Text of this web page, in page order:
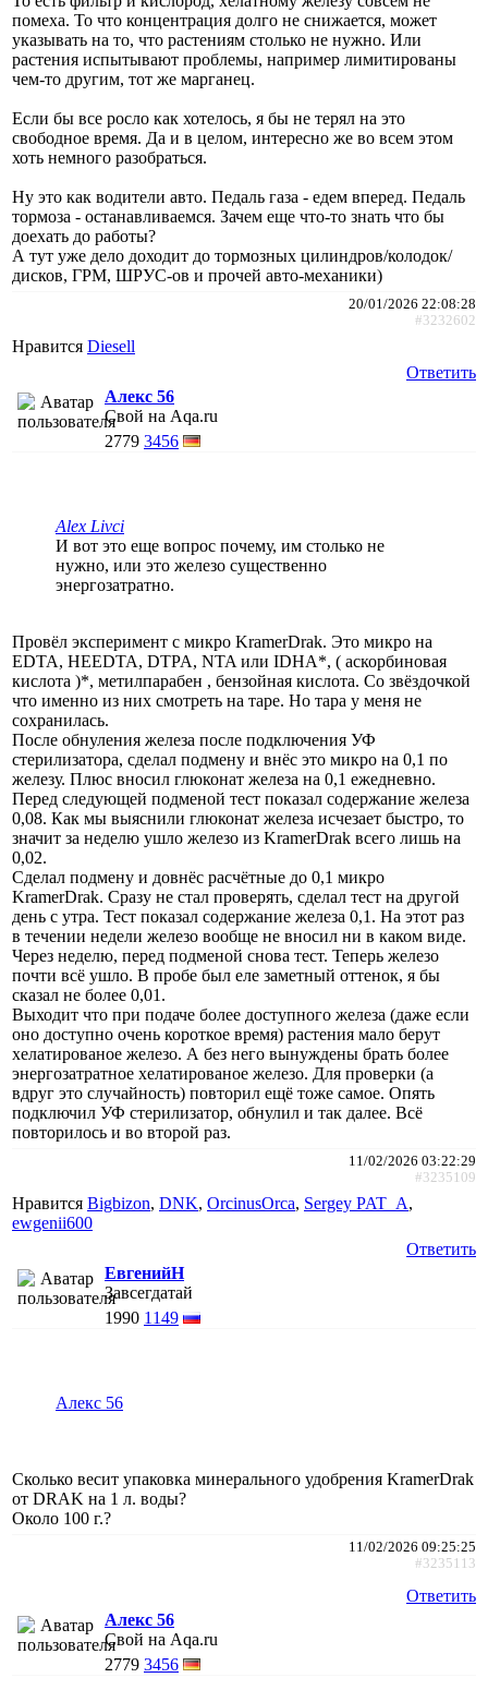
помеха. То что концентрация долго не снижается, может
указывать на то, что растениям столько не нужно. Или
растения испытывают проблемы, например лимитированы
чем-то другим, тот же марганец.
Если бы все росло как хотелось, я бы не терял на это
свободное время. Да и в целом, интересно же во всем этом
хоть немного разобраться.
Ну это как водители авто. Педаль газа - едем вперед. Педаль
тормоза - останавливаемся. Зачем еще что-то знать что бы
доехать до работы?
А тут уже дело доходит до тормозных цилиндров/колодок/
дисков, ГРМ, ШРУС-ов и прочей авто-механики)
20/01/2026 22:08:28
#3232602
Нравится Diesell
Ответить
Алекс 56
Свой на Aqa.ru
2779 3456
Alex Livci
И вот это еще вопрос почему, им столько не
нужно, или это железо существенно
энергозатратно.
Провёл эксперимент с микро KramerDrak. Это микро на
EDTA, HEEDTA, DTPA, NTA или IDHA*, ( аскорбиновая
кислота )*, метилпарабен , бензойная кислота. Со звёздочкой
что именно из них смотреть на таре. Но тара у меня не
сохранилась.
После обнуления железа после подключения УФ
стерилизатора, сделал подмену и внёс это микро на 0,1 по
железу. Плюс вносил глюконат железа на 0,1 ежедневно.
Перед следующей подменой тест показал содержание железа
0,08. Как мы выяснили глюконат железа исчезает быстро, то
значит за неделю ушло железо из KramerDrak всего лишь на
0,02.
Сделал подмену и довнёс расчётные до 0,1 микро
KramerDrak. Сразу не стал проверять, сделал тест на другой
день с утра. Тест показал содержание железа 0,1. На этот раз
в течении недели железо вообще не вносил ни в каком виде.
Через неделю, перед подменой снова тест. Теперь железо
почти всё ушло. В пробе был еле заметный оттенок, я бы
сказал не более 0,01.
Выходит что при подаче более доступного железа (даже если
оно доступно очень короткое время) растения мало берут
хелатированое железо. А без него вынуждены брать более
энергозатратное хелатированое железо. Для проверки (а
вдруг это случайность) повторил ещё тоже самое. Опять
подключил УФ стерилизатор, обнулил и так далее. Всё
повторилось и во второй раз.
11/02/2026 03:22:29
#3235109
Нравится Bigbizon, DNK, ОrcinusОrca, Sergey PAT_A,
ewgenii600
Ответить
ЕвгенийН
Завсегдатай
1990 1149
Алекс 56
Сколько весит упаковка минерального удобрения KramerDrak
от DRAK на 1 л. воды?
Около 100 г.?
11/02/2026 09:25:25
#3235113
Ответить
Алекс 56
Свой на Aqa.ru
2779 3456